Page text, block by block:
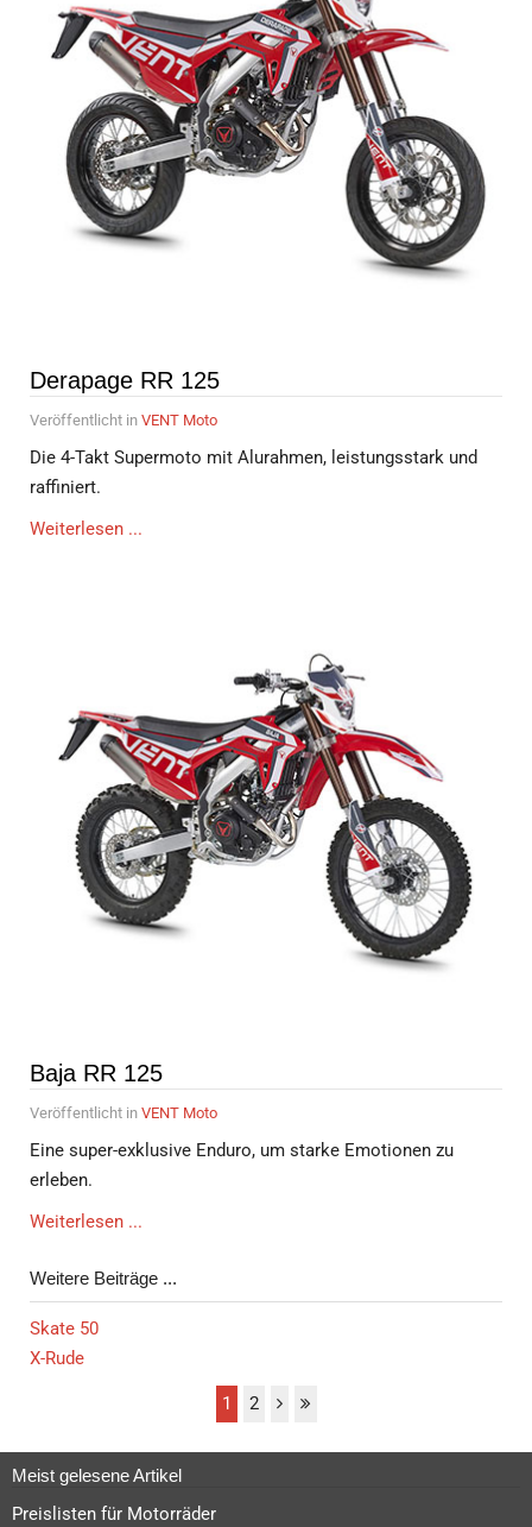
Derapage RR 125
Veröffentlicht in VENT Moto
Die 4-Takt Supermoto mit Alurahmen, leistungsstark und
raffiniert.
Weiterlesen ...
Baja RR 125
Veröffentlicht in VENT Moto
Eine super-exklusive Enduro, um starke Emotionen zu
erleben.
Weiterlesen ...
Weitere Beiträge ...
Skate 50
X-Rude
1 2
Meist gelesene Artikel
Preislisten für Motorräder